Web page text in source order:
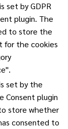
set by GDPR
plugin. The
to store the
for the cookies
set by the
Consent plugin
store whether
consented to